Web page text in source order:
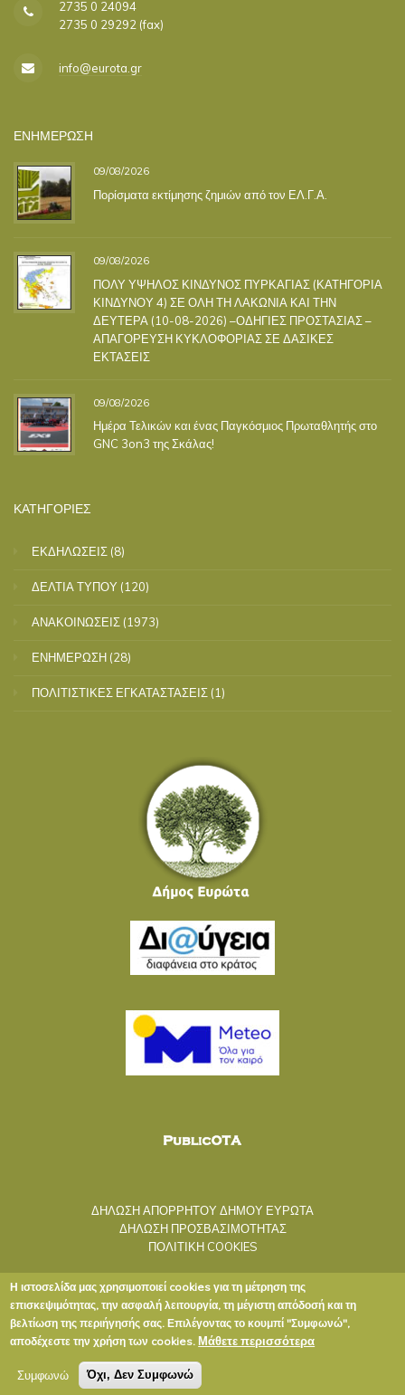
2735 0 24094
2735 0 29292 (fax)
info@eurota.gr
ΕΝΗΜΕΡΩΣΗ
09/08/2026
Πορίσματα εκτίμησης ζημιών από τον ΕΛ.Γ.Α.
09/08/2026
ΠΟΛΥ ΥΨΗΛΟΣ ΚΙΝΔΥΝΟΣ ΠΥΡΚΑΓΙΑΣ (ΚΑΤΗΓΟΡΙΑ
ΚΙΝΔΥΝΟΥ 4) ΣΕ ΟΛΗ ΤΗ ΛΑΚΩΝΙΑ ΚΑΙ ΤΗΝ
ΔΕΥΤΕΡΑ (10-08-2026) –ΟΔΗΓΙΕΣ ΠΡΟΣΤΑΣΙΑΣ –
ΑΠΑΓΟΡΕΥΣΗ ΚΥΚΛΟΦΟΡΙΑΣ ΣΕ ΔΑΣΙΚΕΣ
ΕΚΤΑΣΕΙΣ
09/08/2026
Ημέρα Τελικών και ένας Παγκόσμιος Πρωταθλητής στο
GNC 3on3 της Σκάλας!
ΚΑΤΗΓΟΡΙΕΣ
ΕΚΔΗΛΩΣΕΙΣ (8)
ΔΕΛΤΙΑ ΤΥΠΟΥ (120)
ΑΝΑΚΟΙΝΩΣΕΙΣ (1973)
ΕΝΗΜΕΡΩΣΗ (28)
ΠΟΛΙΤΙΣΤΙΚΕΣ ΕΓΚΑΤΑΣΤΑΣΕΙΣ (1)
ΔΗΛΩΣΗ ΑΠΟΡΡΗΤΟΥ ΔΗΜΟΥ ΕΥΡΩΤΑ
ΔΗΛΩΣΗ ΠΡΟΣΒΑΣΙΜΟΤΗΤΑΣ
ΠΟΛΙΤΙΚΗ COOKIES
Copyright © 2020 ΔΗΜΟΣ ΕΥΡΩΤΑ
Η ιστοσελίδα μας χρησιμοποιεί cookies για τη μέτρηση της
επισκεψιμότητας, την ασφαλή λειτουργία, τη μέγιστη απόδοσή και τη
βελτίωση της περιήγησής σας. Επιλέγοντας το κουμπί "Συμφωνώ",
αποδέχεστε την χρήση των cookies. Μάθετε περισσότερα
Συμφωνώ Όχι, Δεν Συμφωνώ